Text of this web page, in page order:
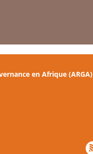
en Afrique (ARGA)